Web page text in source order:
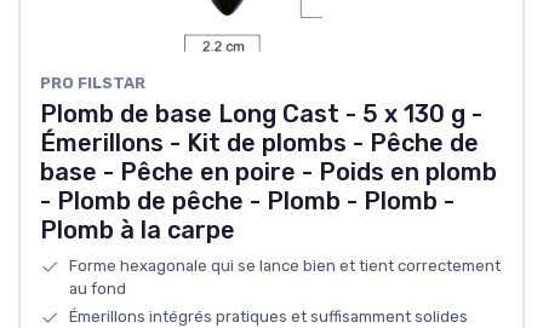
PRO FILSTAR
Plomb de base Long Cast - 5 x 130 g -
Émerillons - Kit de plombs - Pêche de
base - Pêche en poire - Poids en plomb
- Plomb de pêche - Plomb - Plomb -
Plomb à la carpe
Forme hexagonale qui se lance bien et tient correctement
au fond
Émerillons intégrés pratiques et suffisamment solides